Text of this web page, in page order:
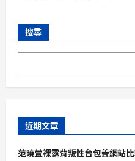
搜尋
近期文章
范曉萱裸露背叛性台包養網站